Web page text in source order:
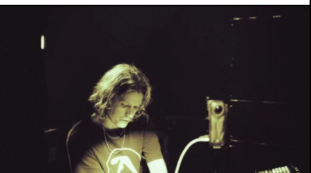
JARDIN KENNEDY
Samedi 04 juillet